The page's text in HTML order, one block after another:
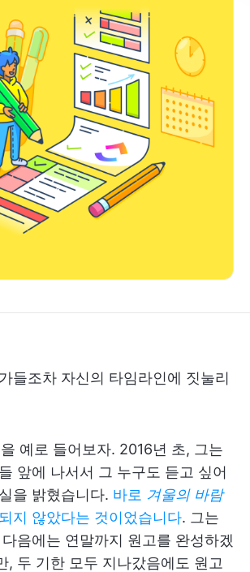
들조차 자신의 타임라인에 짓눌리
예로 들어보자. 2016년 초, 그는
앞에 나서서 그 누구도 듣고 싶어
을 밝혔습니다. 바로 겨울의 바람
지 않았다는 것이었습니다. 그는
음에는 연말까지 원고를 완성하겠
, 두 기한 모두 지나갔음에도 원고